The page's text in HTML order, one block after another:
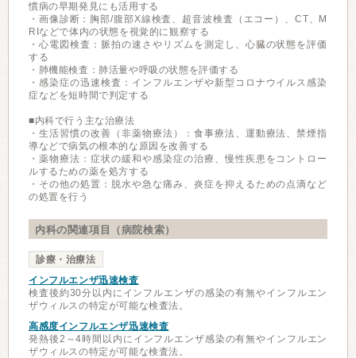
慣病の早期発見にも活用する
・画像診断：胸部/腹部X線検査、超音波検査（エコー）、CT、M
RIなどで体内の状態を視覚的に観察する
・心電図検査：脈拍の速さやリズムを測定し、心臓の状態を評価
する
・肺機能検査：肺活量や呼吸の状態を評価する
・感染症の迅速検査：インフルエンザや新型コロナウイルス感染
症などを短時間で判定する
■内科で行う主な治療法
・生活習慣の改善（非薬物療法）：食事療法、運動療法、禁煙指
導などで病気の根本的な原因を改善する
・薬物療法：症状の緩和や感染症の治療、慢性疾患をコントロー
ルするための薬を処方する
・その他の処置：脱水や急な痛み、炎症を抑えるための点滴など
の処置を行う
内科の関連項目（病院検索）
診療・治療法
インフルエンザ迅速検査
検査後約30分以内にインフルエンザの感染の有無やインフルエン
ザウィルスの特定が可能な検査法。
高感度インフルエンザ迅速検査
発熱後2～4時間以内にインフルエンザ感染の有無やインフルエン
ザウィルスの特定が可能な検査法。